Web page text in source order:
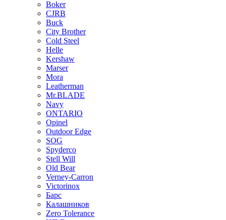
Boker
CJRB
Buck
City Brother
Cold Steel
Helle
Kershaw
Marser
Mora
Leatherman
Mr.BLADE
Navy
ONTARIO
Opinel
Outdoor Edge
SOG
Spyderco
Stell Will
Old Bear
Verney-Carron
Victorinox
Барс
Калашников
Zero Tolerance